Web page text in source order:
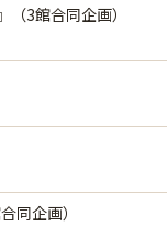
3館合同企画）
同企画）